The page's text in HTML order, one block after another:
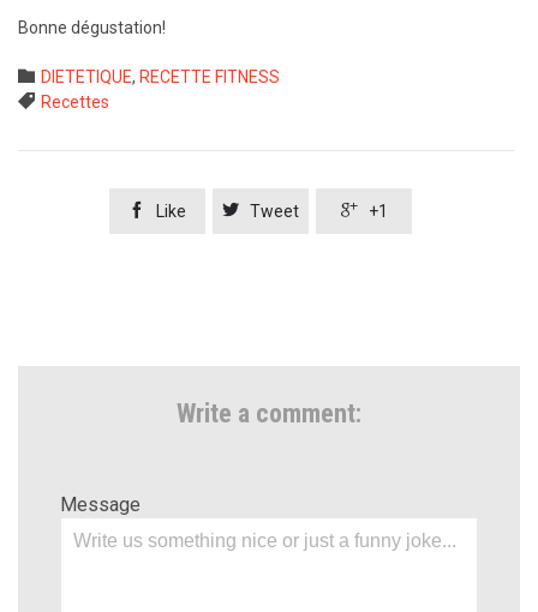
Bonne dégustation!
 Category
DIETETIQUE, RECETTE FITNESS
 Tags
Recettes
 Like  Tweet  +1
Write a comment:
Message